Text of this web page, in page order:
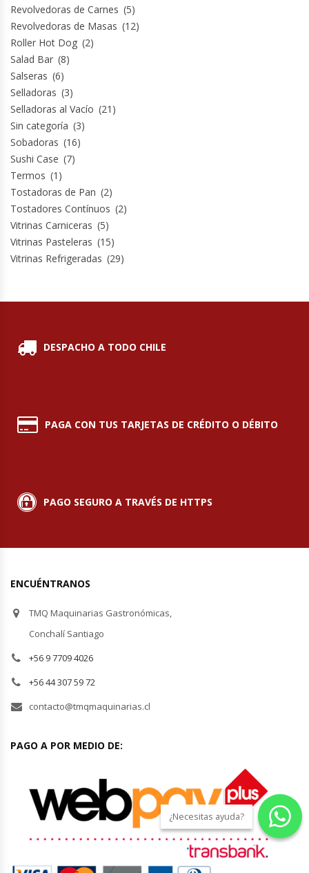
Revolvedoras de Carnes (5)
Revolvedoras de Masas (12)
Roller Hot Dog (2)
Salad Bar (8)
Salseras (6)
Selladoras (3)
Selladoras al Vacío (21)
Sin categoría (3)
Sobadoras (16)
Sushi Case (7)
Termos (1)
Tostadoras de Pan (2)
Tostadores Contínuos (2)
Vitrinas Carniceras (5)
Vitrinas Pasteleras (15)
Vitrinas Refrigeradas (29)
DESPACHO A TODO CHILE
PAGA CON TUS TARJETAS DE CRÉDITO O DÉBITO
PAGO SEGURO A TRAVÉS DE HTTPS
ENCUÉNTRANOS
TMQ Maquinarias Gastronómicas,
Conchalí Santiago
+56 9 7709 4026
+56 44 307 59 72
contacto@tmqmaquinarias.cl
PAGO A POR MEDIO DE:
¿Necesitas ayuda?